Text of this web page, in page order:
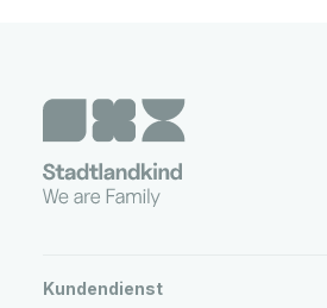
Kundendienst